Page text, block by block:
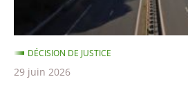
confirme
l’arrêt
de
la
DÉCISION DE JUSTICE
29 juin 2026